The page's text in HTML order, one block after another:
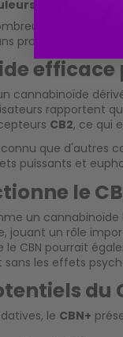
chroniques
pays, dont
provoquer de
cannabinoïde
rapportent
CB2, ce qui
que d'autres
puissants et
le
un cannabinoïde
jouant un rôle
CBN pourrait
les effets
du
le CBN+